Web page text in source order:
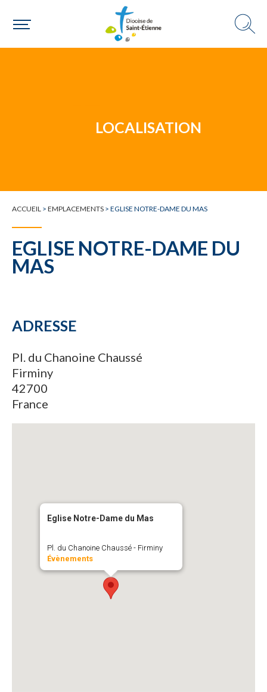
Un mouvement
LOCALISATION
ACCUEIL > EMPLACEMENTS > EGLISE NOTRE-DAME DU MAS
EGLISE NOTRE-DAME DU
MAS
ADRESSE
Pl. du Chanoine Chaussé
Firminy
42700
France
Eglise Notre-Dame du Mas
Pl. du Chanoine Chaussé - Firminy
Évènements